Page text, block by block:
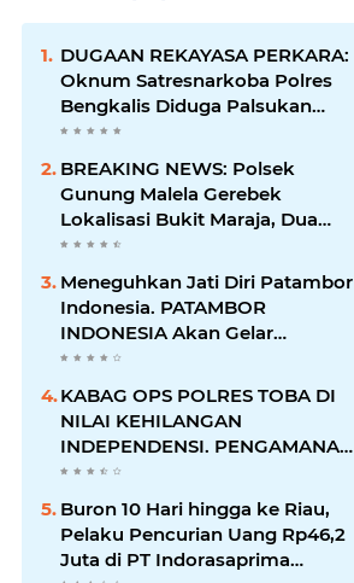
DUGAAN REKAYASA PERKARA:
Oknum Satresnarkoba Polres
Bengkalis Diduga Palsukan
Barang Bukti Hingga Paksa
BREAKING NEWS: Polsek
Gunung Malela Gerebek
Lokalisasi Bukit Maraja, Dua
Perempuan Menangis Saat
Diciduk Bersama Sabu
Meneguhkan Jati Diri Patambor
Indonesia. PATAMBOR
INDONESIA Akan Gelar
RAKERNAS II Di Jakarta.
KABAG OPS POLRES TOBA DI
NILAI KEHILANGAN
INDEPENDENSI. PENGAMANAN
PENEMBOKAN TANAH DI
LAGUBOTI DAPAT SOROTAN.
Buron 10 Hari hingga ke Riau,
Pelaku Pencurian Uang Rp46,2
Juta di PT Indorasaprima